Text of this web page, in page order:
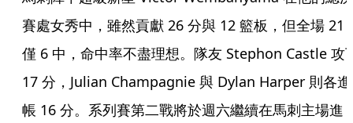
賽處女秀中，雖然貢獻 26 分與 12 籃板，但全場 21
僅 6 中，命中率不盡理想。隊友 Stephon Castle 攻
17 分，Julian Champagnie 與 Dylan Harper 則各進
帳 16 分。系列賽第二戰將於週六繼續在馬刺主場進